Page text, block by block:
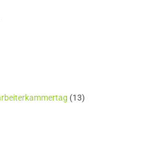
(13)